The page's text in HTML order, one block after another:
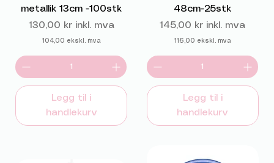
metallik 13cm -100stk
Pris
130,00 kr inkl. mva
104,00 ekskl. mva
Legg til i
handlekurv
48cm-25stk
Pris
145,00 kr inkl. mva
116,00 ekskl. mva
Legg til i
handlekurv